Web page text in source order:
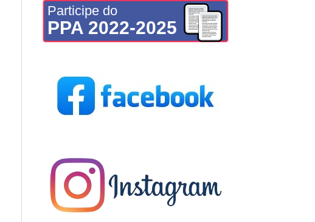
Participe do
PPA 2022-2025